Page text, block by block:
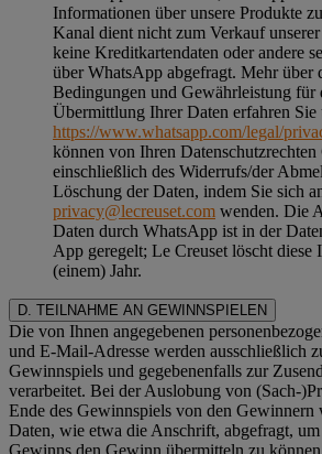
Informationen über unsere Produkte
Kanal dient nicht zum Verkauf
keine Kreditkartendaten oder andere
über WhatsApp abgefragt. Mehr über
Bedingungen und Gewährleistung für
Übermittlung Ihrer Daten erfahren Sie
https://www.whatsapp.com/legal/
können von Ihren Datenschutzrechten
einschließlich des Widerrufs/der
Löschung der Daten, indem Sie sich
privacy@lecreuset.com wenden. Die
Daten durch WhatsApp ist in der
App geregelt; Le Creuset löscht diese
(einem) Jahr.
D. TEILNAHME AN GEWINNSPIELEN
Die von Ihnen angegebenen
und E-Mail-Adresse werden ausschließlich
Gewinnspiels und gegebenenfalls zur
verarbeitet. Bei der Auslobung von (Sach-
Ende des Gewinnspiels von den Gewinnern
Daten, wie etwa die Anschrift, abgefragt,
Gewinns den Gewinn übermitteln zu